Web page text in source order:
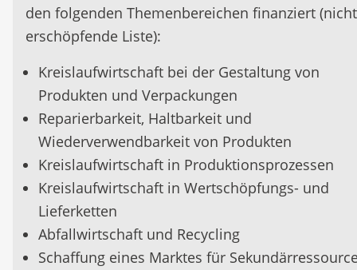
den folgenden Themenbereichen finanziert (nicht
erschöpfende Liste):
Kreislaufwirtschaft bei der Gestaltung von
Produkten und Verpackungen
Reparierbarkeit, Haltbarkeit und
Wiederverwendbarkeit von Produkten
Kreislaufwirtschaft in Produktionsprozessen
Kreislaufwirtschaft in Wertschöpfungs- und
Lieferketten
Abfallwirtschaft und Recycling
Schaffung eines Marktes für